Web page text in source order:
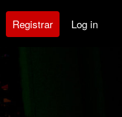
Registrar Log in